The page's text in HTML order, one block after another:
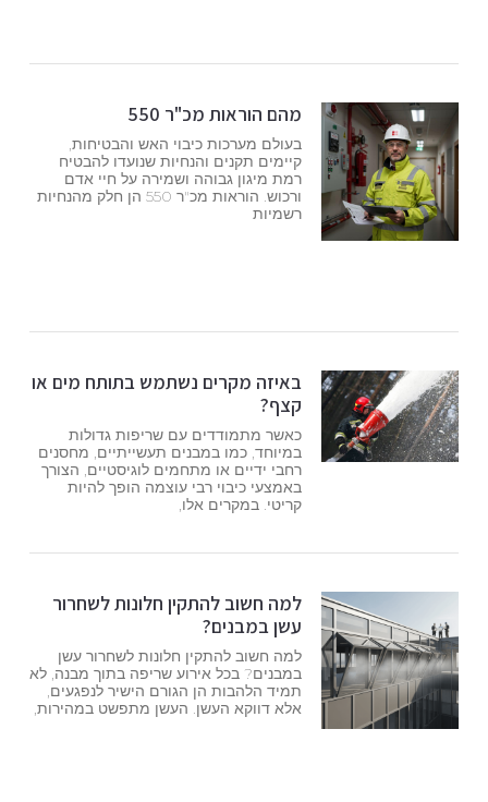
מהם הוראות מכ"ר 550
בעולם מערכות כיבוי האש והבטיחות,
קיימים תקנים והנחיות שנועדו להבטיח
רמת מיגון גבוהה ושמירה על חיי אדם
ורכוש. הוראות מכ"ר 550 הן חלק מהנחיות
רשמיות
באיזה מקרים נשתמש בתותח מים או
קצף?
כאשר מתמודדים עם שריפות גדולות
במיוחד, כמו במבנים תעשייתיים, מחסנים
רחבי ידיים או מתחמים לוגיסטיים, הצורך
באמצעי כיבוי רבי עוצמה הופך להיות
קריטי. במקרים אלו,
למה חשוב להתקין חלונות לשחרור
עשן במבנים?
למה חשוב להתקין חלונות לשחרור עשן
במבנים? בכל אירוע שריפה בתוך מבנה, לא
תמיד הלהבות הן הגורם הישיר לנפגעים,
אלא דווקא העשן. העשן מתפשט במהירות,